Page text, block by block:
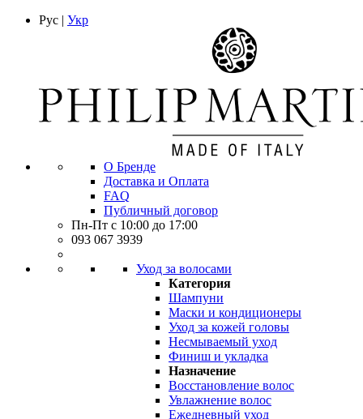
Рус | Укр
О Бренде
Доставка и Оплата
FAQ
Публичный договор
Пн-Пт с 10:00 до 17:00
093 067 3939
Уход за волосами
Категория
Шампуни
Маски и кондиционеры
Уход за кожей головы
Несмываемый уход
Финиш и укладка
Назначение
Восстановление волос
Увлажнение волос
Ежедневный уход